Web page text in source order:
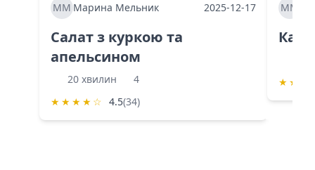
ММ Марина Мельник 2025-12-17
Салат з куркою та
апельсином
20 хвилин
4
★ ★ ★ ★ ☆ 4.5(34)
ММ
★ ★